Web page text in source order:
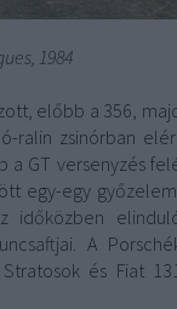
1984
előbb a 356,
ralin zsinórban
a GT versenyzés
egy-egy győzelem,
időközben
A
és Fiat 131